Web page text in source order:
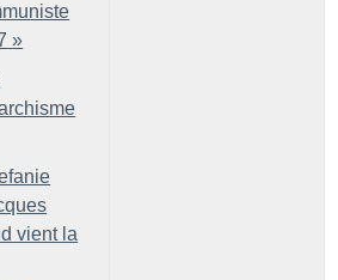
»
vient la